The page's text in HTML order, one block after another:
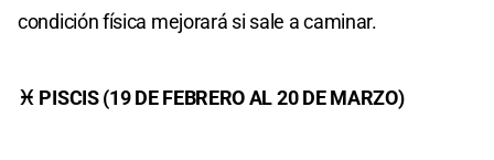
condición física mejorará si sale a caminar.
♓ PISCIS (19 DE FEBRERO AL 20 DE MARZO)